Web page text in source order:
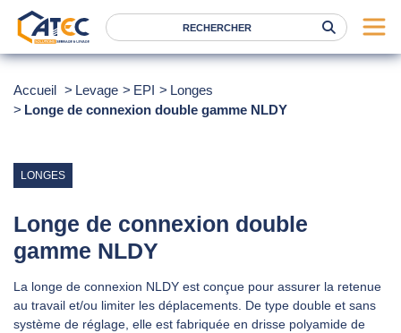
Levage
Nos agences
Atec
News
Accueil Levage EPI
Longes
Longe de connexion double gamme NLDY
LONGES
Longe de connexion double
gamme NLDY
La longe de connexion NLDY est conçue pour assurer la retenue
au travail et/ou limiter les déplacements. De type double et sans
système de réglage, elle est fabriquée en drisse polyamide de